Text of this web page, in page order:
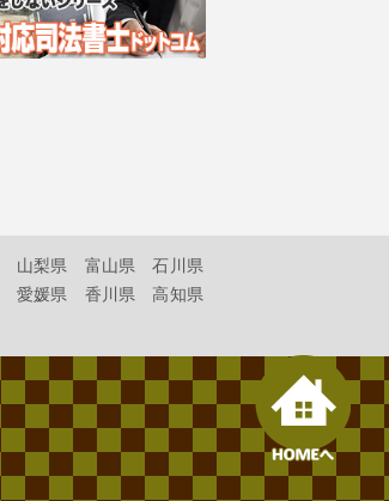
山梨県 富山県
石川県
愛媛県 香川県
高知県